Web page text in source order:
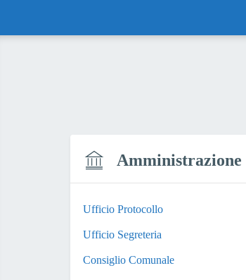
Amministrazione
Ufficio Protocollo
Ufficio Segreteria
Consiglio Comunale